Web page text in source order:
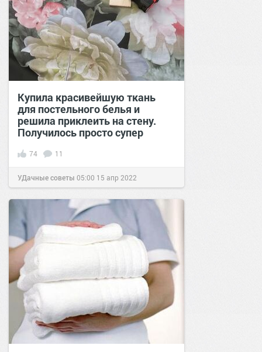
Купила красивейшую ткань
для постельного белья и
решила приклеить на стену.
Получилось просто супер
74 11
УДачные советы 05:00 15 апр 2022